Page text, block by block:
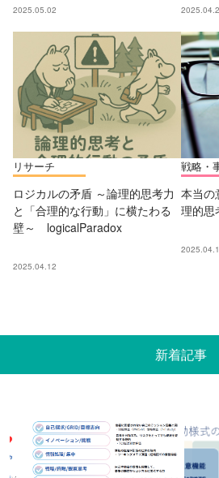
2025.05.02
リサーチ
ロジカルの矛盾 ～論理的思考力
と「合理的な行動」に横たわる
壁～ logicalParadox
2025.04.12
戦略・
本当の
理的思
新着記事